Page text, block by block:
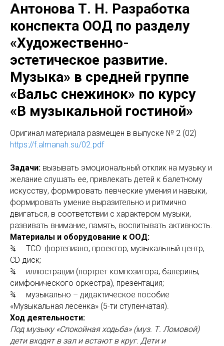
Антонова Т. Н. Разработка
конспекта ООД по разделу
«Художественно-
эстетическое развитие.
Музыка» в средней группе
«Вальс снежинок» по курсу
«В музыкальной гостиной»
Оригинaл материала размещен в выпуске № 2 (02)
https://f.almanah.su/02.pdf
Задачи: вызывать эмоциональный отклик на музыку и
желание слушать ее, привлекать детей к балетному
искусству, формировать певческие умения и навыки,
формировать умение выразительно и ритмично
двигаться, в соответствии с характером музыки,
развивать внимание, память, воспитывать активность.
Материалы и оборудование к ООД:
¾ ТСО: фортепиано, проектор, музыкальный центр,
CD-диск;
¾ иллюстрации (портрет композитора, балерины,
симфонического оркестра), презентация;
¾ музыкально – дидактическое пособие
«Музыкальная лесенка» (5-ти ступенчатая).
Ход деятельности:
Под музыку «Спокойная ходьба» (муз. Т. Ломовой)
дети входят в зал и встают в круг. Дети и